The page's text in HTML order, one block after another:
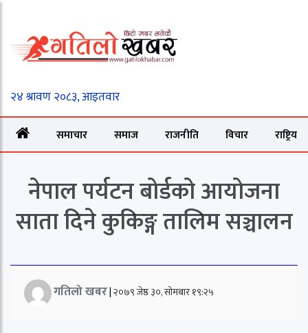
समाचार समाज राजनीति विचार राष्ट्रिय
नेपाल पर्यटन बोर्डको आयोजना
साता दिने कुकिङ्ग तालिम सञ्चालन
गतिलो खबर|२०७९ जेष्ठ ३०, सोमबार १९:२५